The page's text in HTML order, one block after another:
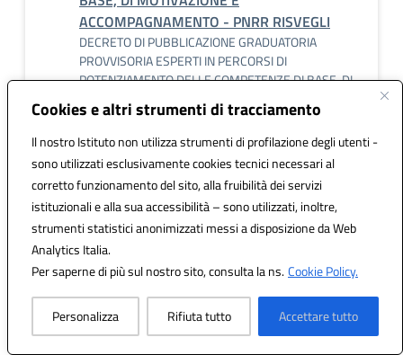
Cookies e altri strumenti di tracciamento
Il nostro Istituto non utilizza strumenti di profilazione degli utenti -
sono utilizzati esclusivamente cookies tecnici necessari al
corretto funzionamento del sito, alla fruibilità dei servizi
istituzionali e alla sua accessibilità – sono utilizzati, inoltre,
strumenti statistici anonimizzati messi a disposizione da Web
Analytics Italia.
Per saperne di più sul nostro sito, consulta la ns.Cookie Policy.
Personalizza Rifiuta tutto Accettare tutto
ACCOMPAGNAMENTO - PNRR RISVEGLI
DECRETO DI PUBBLICAZIONE GRADUATORIA
PROVVISORIA ESPERTI IN PERCORSI DI
POTENZIAMENTO DELLE COMPETENZE DI BASE, DI
RISVEGLI
DECRETO PER IL CONFERIMENTO DI
INCARICHI ESPERTI IN ATTIVITÀ DI
ORIENTAMENTO CON IL COINVOLGIMENTO
DELLE FAMIGLIE - PNRR RISVEGLI
DECRETO PER IL CONFERIMENTO DI INCARICHI
ESPERTI IN ATTIVITÀ DI ORIENTAMENTO CON IL
COINVOLGIMENTO DELLE FAMIGLIE - PNRR
RISVEGLI